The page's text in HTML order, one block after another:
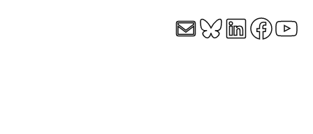
E-MailBluesky